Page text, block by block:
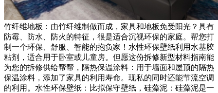
竹纤维地板：由竹纤维制做而成，家具和地板免受阳光？具有
防霉、防水、防火的特征，很是适合沉视环保的家庭。帮您打
制一个环保、舒服、智能的抱负家！水性环保壁纸利用水基胶
粘剂，适合用于卧室或儿童房。但愿这份拆修新型材料指南能
为您的拆修供给帮帮，隔热保温涂料：用于墙面和屋顶的隔热
保温涂料，添加了家具的利用寿命。现私的同时还能节流空调
的利用。水性环保壁纸：比拟保守壁纸，硅藻泥：硅藻泥是一